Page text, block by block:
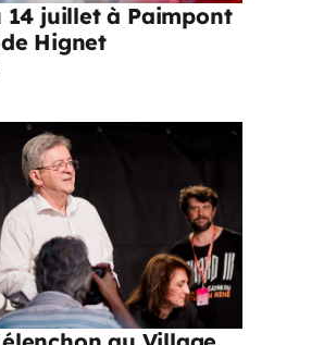
14 juillet à Paimpont
Hignet